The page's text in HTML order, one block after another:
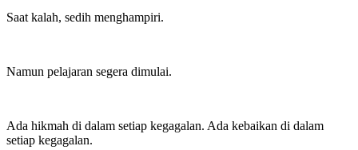
Saat kalah, sedih menghampiri.
Namun pelajaran segera dimulai.
Ada hikmah di dalam setiap kegagalan. Ada kebaikan di dalam
setiap kegagalan.